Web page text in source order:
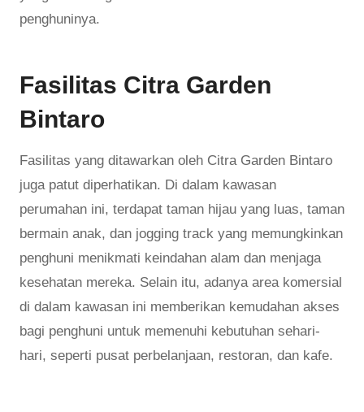
penghuninya.
Fasilitas Citra Garden
Bintaro
Fasilitas yang ditawarkan oleh Citra Garden Bintaro
juga patut diperhatikan. Di dalam kawasan
perumahan ini, terdapat taman hijau yang luas, taman
bermain anak, dan jogging track yang memungkinkan
penghuni menikmati keindahan alam dan menjaga
kesehatan mereka. Selain itu, adanya area komersial
di dalam kawasan ini memberikan kemudahan akses
bagi penghuni untuk memenuhi kebutuhan sehari-
hari, seperti pusat perbelanjaan, restoran, dan kafe.